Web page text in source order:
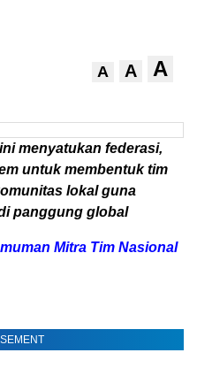
A A A
menyatukan federasi,
untuk membentuk tim
lokal guna
panggung global
Mitra Tim Nasional